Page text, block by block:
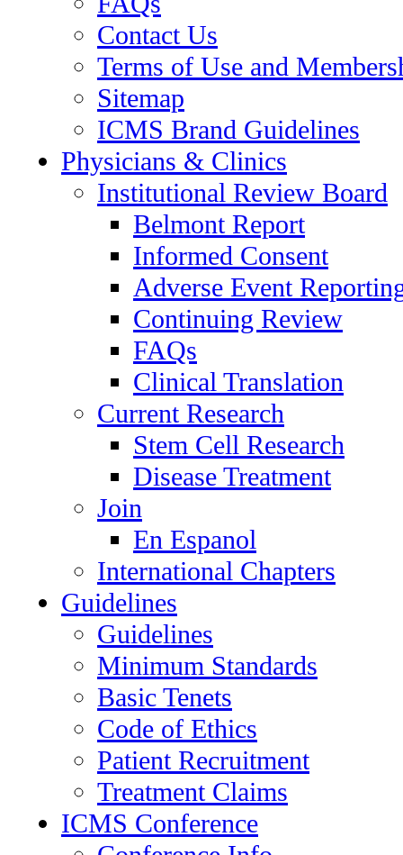
Contact Us
Terms of Use and
Sitemap
ICMS Brand Guidelines
Physicians & Clinics
Institutional Review Board
Belmont Report
Informed Consent
Adverse Event
Continuing Review
FAQs
Clinical Translation
Current Research
Stem Cell Research
Disease Treatment
Join
En Espanol
International Chapters
Guidelines
Guidelines
Minimum Standards
Basic Tenets
Code of Ethics
Patient Recruitment
Treatment Claims
ICMS Conference